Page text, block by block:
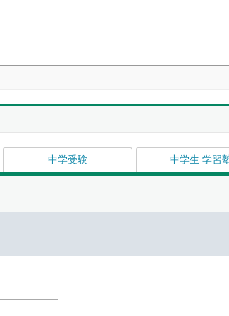
中学受験 中学生 学習